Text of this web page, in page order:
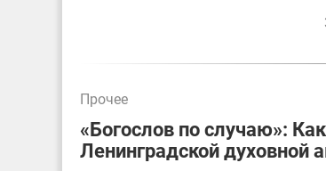
Прочее
«Богослов по случаю»:
Ленинградской духовной